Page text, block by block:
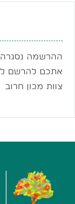
ההרשמה נסגרה
אתכם להרשם
צוות מכון חרוב